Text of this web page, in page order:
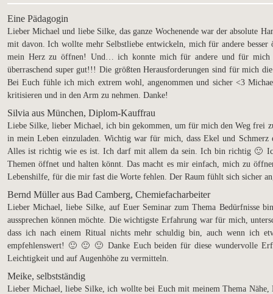
Eine Pädagogin
Lieber Michael und liebe Silke, das ganze Wochenende war der absolute
mit davon. Ich wollte mehr Selbstliebe entwickeln, mich für andere
mein Herz zu öffnen! Und… ich konnte mich für andere und für
überraschend super gut!!! Die größten Herausforderungen sind für mich
Bei Euch fühle ich mich extrem wohl, angenommen und sicher <3
kritisieren und in den Arm zu nehmen. Danke!
Silvia aus München, Diplom-Kauffrau
Liebe Silke, lieber Michael, ich bin gekommen, um für mich den Weg frei
in mein Leben einzuladen. Wichtig war für mich, dass Ekel und
Alles ist richtig wie es ist. Ich darf mit allem da sein. Ich bin richtig 🙂
Themen öffnet und halten könnt. Das macht es mir einfach, mich zu
Lebenshilfe, für die mir fast die Worte fehlen. Der Raum fühlt sich sicher
Bernd Müller aus Bad Camberg, Chemiefacharbeiter
Lieber Michael, liebe Silke, auf Euer Seminar zum Thema Bedürfnisse
aussprechen können möchte. Die wichtigste Erfahrung war für mich,
dass ich nach einem Ritual nichts mehr schuldig bin, auch wenn ich
empfehlenswert! 🙂 🙂 🙂 Danke Euch beiden für diese wundervolle
Leichtigkeit und auf Augenhöhe zu vermitteln.
Meike, selbstständig
Lieber Michael, liebe Silke, ich wollte bei Euch mit meinem Thema